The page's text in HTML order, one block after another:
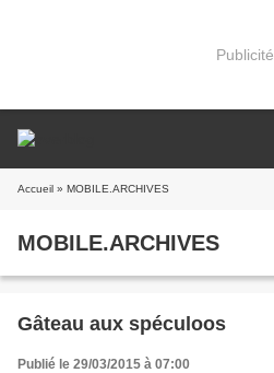
Publicité
Accueil » MOBILE.ARCHIVES
MOBILE.ARCHIVES
Gâteau aux spéculoos
Publié le 29/03/2015 à 07:00